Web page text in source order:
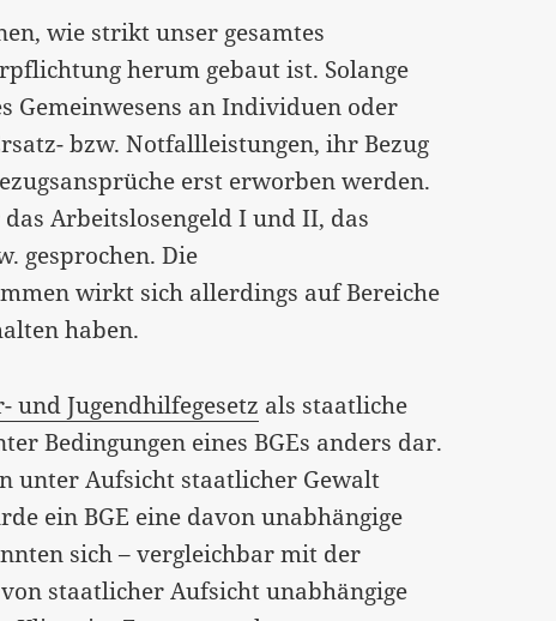
wie strikt unser gesamtes
herum gebaut ist. Solange
Gemeinwesens an Individuen oder
bzw. Notfallleistungen, ihr Bezug
erst erworben werden.
Arbeitslosengeld I und II, das
gesprochen. Die
wirkt sich allerdings auf Bereiche
haben.
und Jugendhilfegesetz als staatliche
Bedingungen eines BGEs anders dar.
unter Aufsicht staatlicher Gewalt
ein BGE eine davon unabhängige
sich – vergleichbar mit der
staatlicher Aufsicht unabhängige